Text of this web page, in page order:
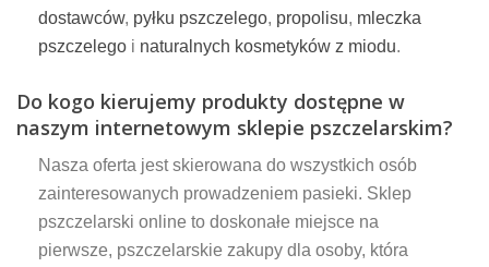
dostawców, pyłku pszczelego, propolisu, mleczka
pszczelego i naturalnych kosmetyków z miodu.
Do kogo kierujemy produkty dostępne w
naszym internetowym sklepie pszczelarskim?
Nasza oferta jest skierowana do wszystkich osób
zainteresowanych prowadzeniem pasieki. Sklep
pszczelarski online to doskonałe miejsce na
pierwsze, pszczelarskie zakupy dla osoby, która